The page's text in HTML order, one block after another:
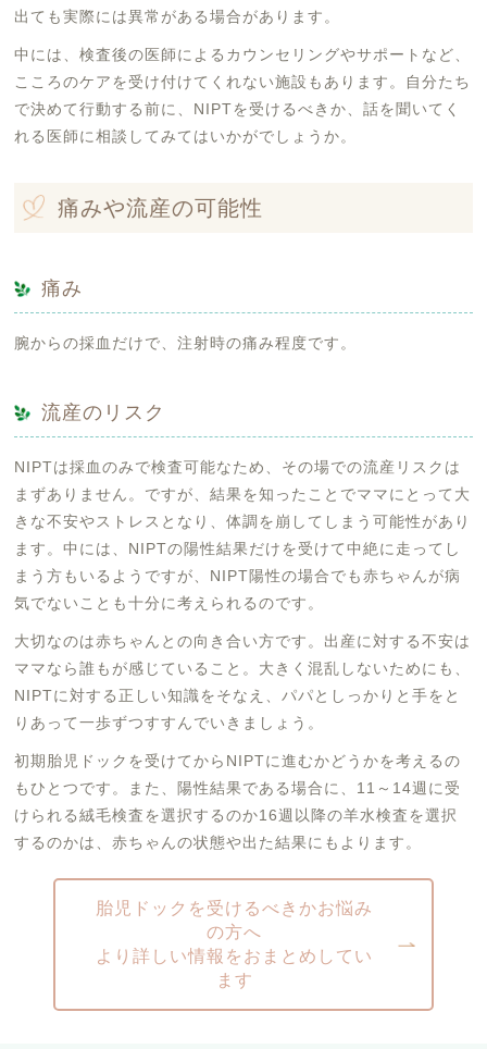
出ても実際には異常がある場合があります。
中には、検査後の医師によるカウンセリングやサポートなど、
こころのケアを受け付けてくれない施設もあります。自分たち
で決めて行動する前に、NIPTを受けるべきか、話を聞いてく
れる医師に相談してみてはいかがでしょうか。
痛みや流産の可能性
痛み
腕からの採血だけで、注射時の痛み程度です。
流産のリスク
NIPTは採血のみで検査可能なため、その場での流産リスクは
まずありません。ですが、結果を知ったことでママにとって大
きな不安やストレスとなり、体調を崩してしまう可能性があり
ます。中には、NIPTの陽性結果だけを受けて中絶に走ってし
まう方もいるようですが、NIPT陽性の場合でも赤ちゃんが病
気でないことも十分に考えられるのです。
大切なのは赤ちゃんとの向き合い方です。出産に対する不安は
ママなら誰もが感じていること。大きく混乱しないためにも、
NIPTに対する正しい知識をそなえ、パパとしっかりと手をと
りあって一歩ずつすすんでいきましょう。
初期胎児ドックを受けてからNIPTに進むかどうかを考えるの
もひとつです。また、陽性結果である場合に、11～14週に受
けられる絨毛検査を選択するのか16週以降の羊水検査を選択
するのかは、赤ちゃんの状態や出た結果にもよります。
胎児ドックを受けるべきかお悩み
の方へ
より詳しい情報をおまとめしてい
ます